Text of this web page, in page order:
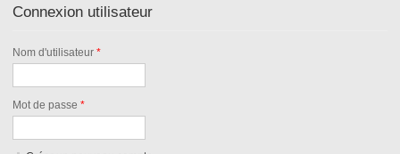
Connexion utilisateur
Nom d'utilisateur*
Mot de passe*